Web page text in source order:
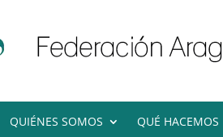
QUIÉNES SOMOS QUÉ HACEMOS